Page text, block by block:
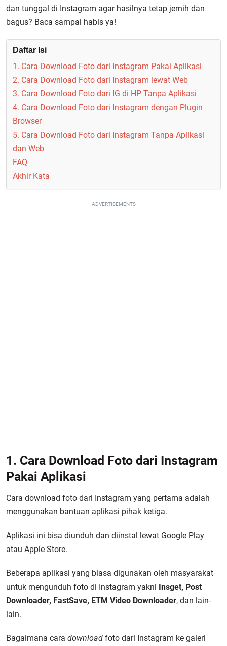
dan tunggal di Instagram agar hasilnya tetap jernih dan
bagus? Baca sampai habis ya!
Daftar Isi
1. Cara Download Foto dari Instagram Pakai Aplikasi
2. Cara Download Foto dari Instagram lewat Web
3. Cara Download Foto dari IG di HP Tanpa Aplikasi
4. Cara Download Foto dari Instagram dengan Plugin
Browser
5. Cara Download Foto dari Instagram Tanpa Aplikasi
dan Web
FAQ
Akhir Kata
ADVERTISEMENTS
1. Cara Download Foto dari Instagram
Pakai Aplikasi
Cara download foto dari Instagram yang pertama adalah
menggunakan bantuan aplikasi pihak ketiga.
Aplikasi ini bisa diunduh dan diinstal lewat Google Play
atau Apple Store.
Beberapa aplikasi yang biasa digunakan oleh masyarakat
untuk mengunduh foto di Instagram yakni Insget, Post
Downloader, FastSave, ETM Video Downloader, dan lain-
lain.
Bagaimana cara download foto dari Instagram ke galeri